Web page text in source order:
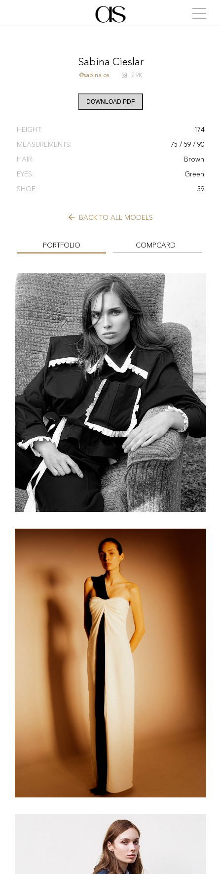
Sabina Cieslar
@sabina.ce 2.9K
DOWNLOAD PDF
HEIGHT: 174
MEASUREMENTS: 75 / 59 / 90
HAIR: Brown
EYES: Green
SHOE: 39
BACK TO ALL MODELS
PORTFOLIO COMPCARD